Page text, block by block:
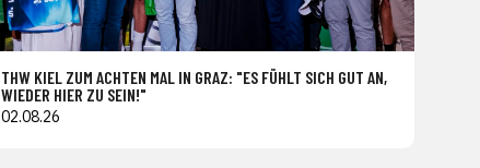
THW KIEL ZUM ACHTEN MAL IN GRAZ: "ES FÜHLT SICH GUT AN,
WIEDER HIER ZU SEIN!"
02.08.26